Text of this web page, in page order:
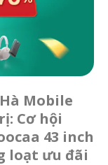
Mobile
Cơ hội
43 inch
loạt ưu đãi